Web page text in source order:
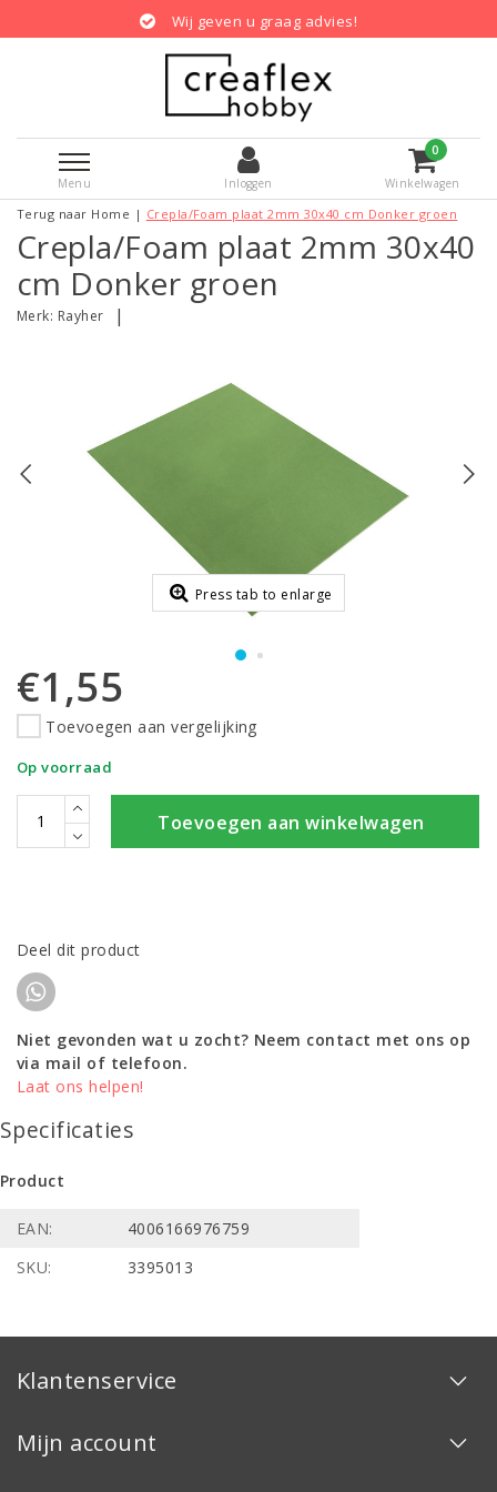
Wij geven u graag advies!
Menu Inloggen
0
Winkelwagen
Terug naar Home | Crepla/Foam plaat 2mm 30x40 cm Donker groen
Crepla/Foam plaat 2mm 30x40
cm Donker groen
Merk: Rayher |
Press tab to enlarge
€1,55
Toevoegen aan vergelijking
Op voorraad
Toevoegen aan winkelwagen
Deel dit product
Niet gevonden wat u zocht? Neem contact met ons op
via mail of telefoon.
Laat ons helpen!
Specificaties
Product
EAN:
4006166976759
SKU:
3395013
Klantenservice
Mijn account